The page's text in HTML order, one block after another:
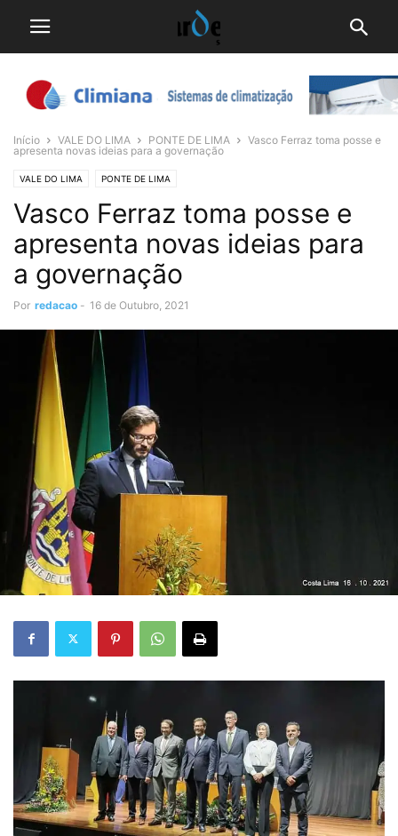
Início VALE DO LIMA PONTE DE LIMA
Vasco Ferraz toma posse e
apresenta novas ideias para a governação
VALE DO LIMA PONTE DE LIMA
Vasco Ferraz toma posse e
apresenta novas ideias para
a governação
Por redacao - 16 de Outubro, 2021